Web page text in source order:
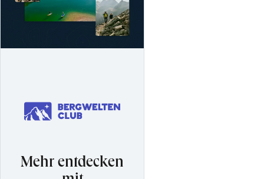
Mehr entdecken